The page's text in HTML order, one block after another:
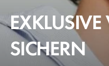
EXKLUSIVE
SICHERN